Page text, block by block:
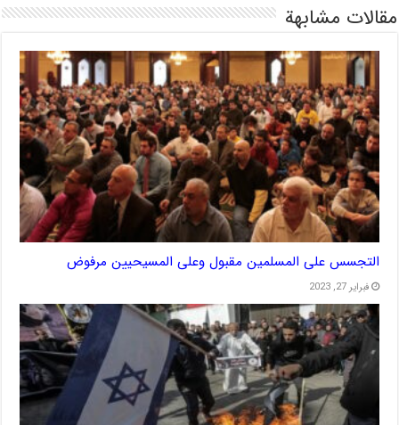
مقالات مشابهة
التجسس على المسلمين مقبول وعلى المسيحيين مرفوض
فبراير 27, 2023